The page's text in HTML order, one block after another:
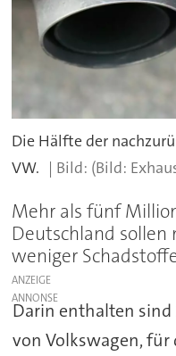
Die Hälfte der
VW.
(Bild:
Mehr als fünf
Deutschland
weniger
ANZEIGE
Darin enthalten sind
von Volkswagen, für